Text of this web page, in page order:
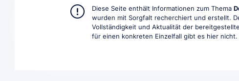
Diese Seite enthält Informationen zum Thema
wurden mit Sorgfalt recherchiert und erstellt.
Vollständigkeit und Aktualität der
für einen konkreten Einzelfall gibt es hier